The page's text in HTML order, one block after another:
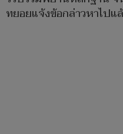
ทยอยแจ้งข้อกล่าวหาไปแ